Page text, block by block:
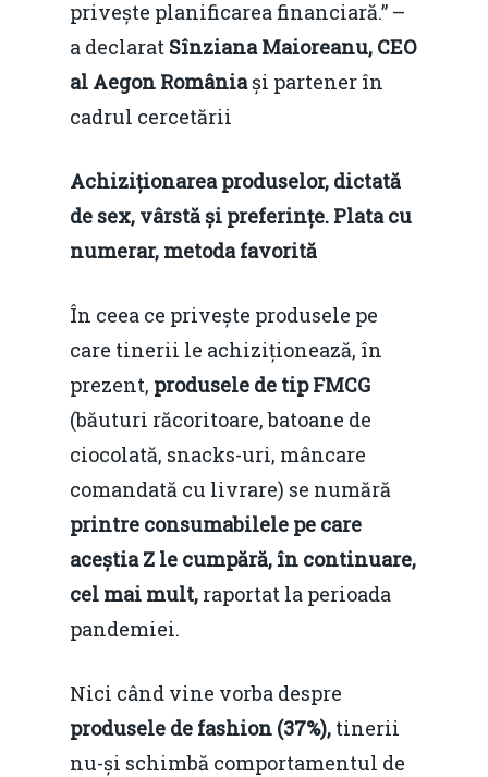
privește planificarea financiară.” –
a declarat Sînziana Maioreanu, CEO
al Aegon Româniași partener în
cadrul cercetării
Achiziționarea produselor, dictată
de sex, vârstă și preferințe. Plata cu
numerar, metoda favorită
În ceea ce privește produsele pe
care tinerii le achiziționează, în
prezent, produsele de tip FMCG
(băuturi răcoritoare, batoane de
ciocolată, snacks-uri, mâncare
comandată cu livrare) se numără
printre consumabilele pe care
aceștia Z le cumpără, în continuare,
cel mai mult, raportat la perioada
pandemiei.
Nici când vine vorba despre
produsele de fashion (37%), tinerii
nu-și schimbă comportamentul de